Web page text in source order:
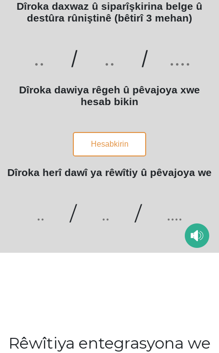
Dîroka daxwaz û siparîşkirina belge û
destûra rûniştinê (bêtirî 3 mehan)
/ /
Dîroka dawiya rêgeh û pêvajoya xwe
hesab bikin
Hesabkirin
Dîroka herî dawî ya rêwîtiy û pêvajoya we
.. / .. / ....
Rêwîtiya entegrasyona we